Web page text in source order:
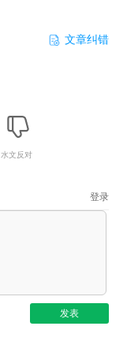
文章纠错
水文反对
登录